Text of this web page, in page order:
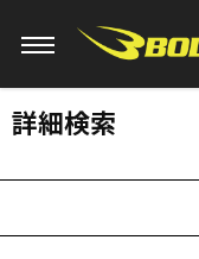
詳細検索